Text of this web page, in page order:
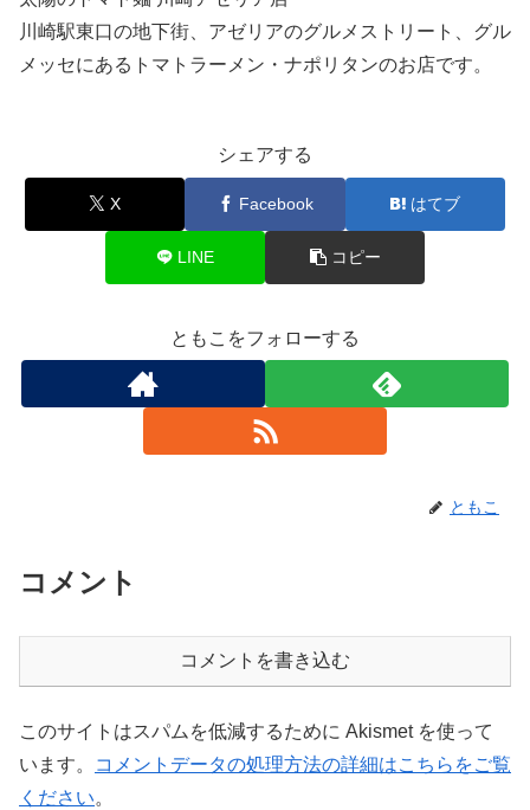
川崎駅東口の地下街、アゼリアのグルメストリート、グル
メッセにあるトマトラーメン・ナポリタンのお店です。
シェアする
X Facebook はてブ
LINE コピー
ともこをフォローする
ともこ
コメント
コメントを書き込む
このサイトはスパムを低減するために Akismet を使って
います。
コメントデータの処理方法の詳細はこちらをご覧
ください。